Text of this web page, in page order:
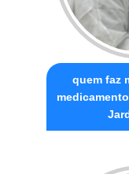
quem faz